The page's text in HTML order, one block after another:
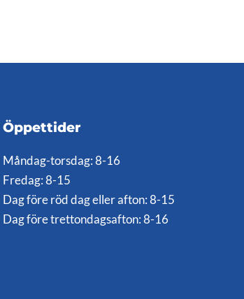
Öppettider
Måndag-torsdag: 8-16
Fredag: 8-15
Dag före röd dag eller afton: 8-15
Dag före trettondagsafton: 8-16